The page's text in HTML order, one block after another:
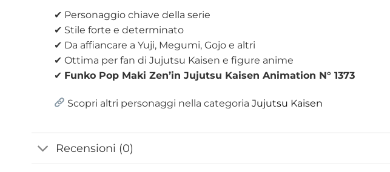
✔ Personaggio chiave della serie
✔ Stile forte e determinato
✔ Da affiancare a Yuji, Megumi, Gojo e altri
✔ Ottima per fan di Jujutsu Kaisen e figure anime
✔ Funko Pop Maki Zen’in Jujutsu Kaisen Animation N° 1373
Scopri altri personaggi nella categoriaJujutsu Kaisen
Recensioni (0)